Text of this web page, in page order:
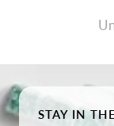
STAY IN